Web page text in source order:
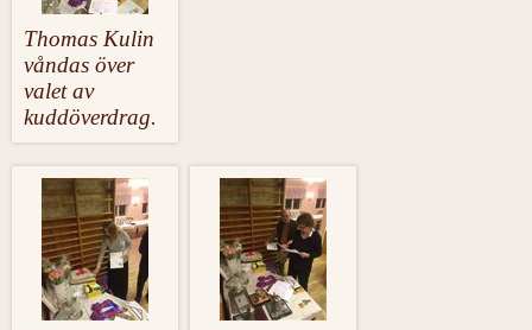
Thomas Kulin
våndas över
valet av
kuddöverdrag.